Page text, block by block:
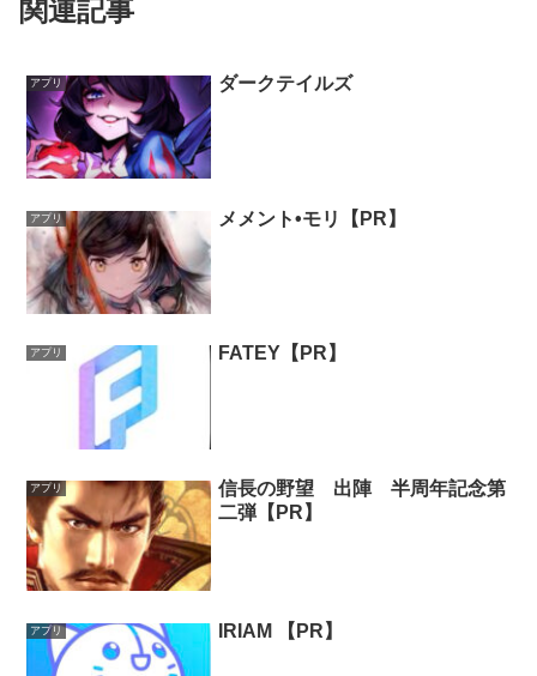
関連記事
アプリ ダークテイルズ
アプリ メメント•モリ【PR】
アプリ FATEY【PR】
アプリ
信長の野望 出陣 半周年記念第
二弾【PR】
アプリ IRIAM 【PR】